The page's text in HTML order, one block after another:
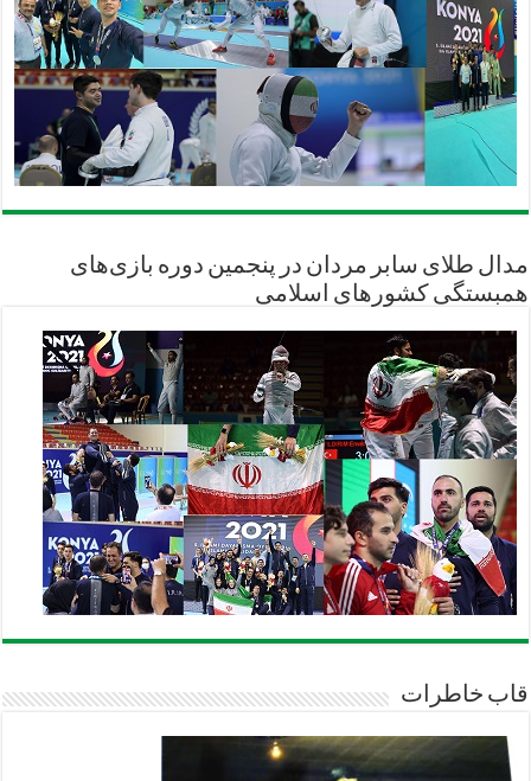
مدال طلای سابر مردان در پنجمین دوره بازی‌های
همبستگی کشورهای اسلامی
قاب خاطرات